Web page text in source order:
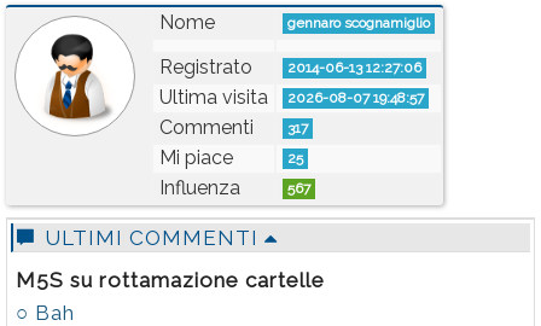
Politica
Sport
Eventi
Rubriche
Calendario
Annunci
Nome gennaro scognamiglio
Registrato 2014-06-13 12:27:06
Ultima visita 2026-08-07 19:48:57
Commenti 317
Mi piace 25
Influenza 567
ULTIMI COMMENTI
M5S su rottamazione cartelle
○ Bah